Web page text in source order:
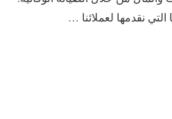
نقدمها لعملائنا …